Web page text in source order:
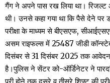
गैंग ने अपने पास रख लिया था। रिजल्ट
थी। उनसे कहा गया था कि पैसे देने पर
परीक्षा के माध्यम से बीएसएफ,
असम राइफल्स में 25487 जीडी
दिसंबर से 31 दिसंबर 2025 तक आवेदन
है।पुलिस ने सेंटर को-ऑर्डिनेटर ने